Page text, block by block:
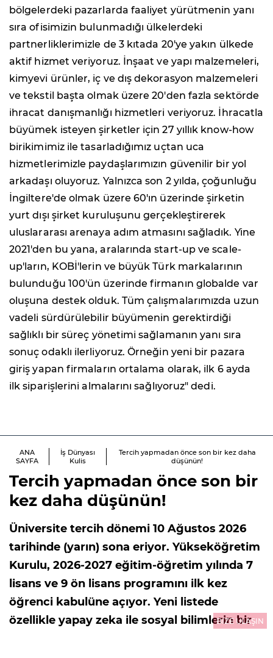
bölgelerdeki pazarlarda faaliyet yürütmenin yanı
sıra ofisimizin bulunmadığı ülkelerdeki
partnerliklerimizle de 3 kıtada 20'ye yakın ülkede
aktif hizmet veriyoruz. İnşaat ve yapı malzemeleri,
kimyevi ürünler, iç ve dış dekorasyon malzemeleri
ve tekstil başta olmak üzere 20'den fazla sektörde
ihracat danışmanlığı hizmetleri veriyoruz. İhracatla
büyümek isteyen şirketler için 27 yıllık know-how
birikimimiz ile tasarladığımız uçtan uca
hizmetlerimizle paydaşlarımızın güvenilir bir yol
arkadaşı oluyoruz. Yalnızca son 2 yılda, çoğunluğu
İngiltere'de olmak üzere 60'ın üzerinde şirketin
yurt dışı şirket kuruluşunu gerçekleştirerek
uluslararası arenaya adım atmasını sağladık. Yine
2021'den bu yana, aralarında start-up ve scale-
up'ların, KOBİ'lerin ve büyük Türk markalarının
bulunduğu 100'ün üzerinde firmanın globalde var
oluşuna destek olduk. Tüm çalışmalarımızda uzun
vadeli sürdürülebilir büyümenin gerektirdiği
sağlıklı bir süreç yönetimi sağlamanın yanı sıra
sonuç odaklı ilerliyoruz. Örneğin yeni bir pazara
giriş yapan firmaların ortalama olarak, ilk 6 ayda
ilk siparişlerini almalarını sağlıyoruz" dedi.
ANA
SAYFA
İş Dünyası
Kulis
Tercih yapmadan önce son bir kez daha
düşünün!
Tercih yapmadan önce son bir
kez daha düşünün!
Üniversite tercih dönemi 10 Ağustos 2026
tarihinde (yarın) sona eriyor. Yükseköğretim
Kurulu, 2026-2027 eğitim-öğretim yılında 7
lisans ve 9 ön lisans programını ilk kez
öğrenci kabulüne açıyor. Yeni listede
özellikle yapay zeka ile sosyal bilimlerin bir
BİZE ULAŞIN